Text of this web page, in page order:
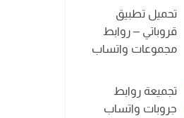
تحميل تطبيق
قروباتي – روابط
مجموعات واتساب
تجميعة روابط
جروبات واتساب